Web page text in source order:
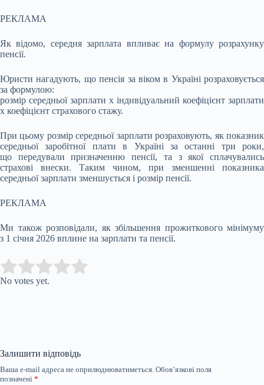
РЕКЛАМА
Як відомо, середня зарплата впливає на формулу розрахунку
пенсії.
Юристи нагадують, що пенсія за віком в Україні розраховується
за формулою:
розмір середньої зарплати х індивідуальний коефіцієнт зарплати
х коефіцієнт страхового стажу.
При цьому розмір середньої зарплати розраховують, як показник
середньої заробітної плати в Україні за останні три роки,
що передували призначенню пенсії, та з якої сплачувались
страхові внески. Таким чином, при зменшенні показника
середньої зарплати зменшується і розмір пенсії.
РЕКЛАМА
Ми також розповідали, як збільшення прожиткового мінімуму
з 1 січня 2026 вплине на зарплати та пенсії.
Rate this item:
No votes yet.
Залишити відповідь
Ваша e-mail адреса не оприлюднюватиметься. Обов’язкові поля
позначені *